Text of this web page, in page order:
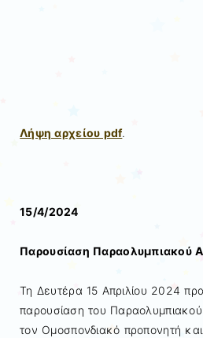
Λήψη αρχείου pdf.
15/4/2024
Παρουσίαση Παραολυμπιακού
Τη Δευτέρα 15 Απριλίου 2024
παρουσίαση του
τον Ομοσπονδιακό προπονητή